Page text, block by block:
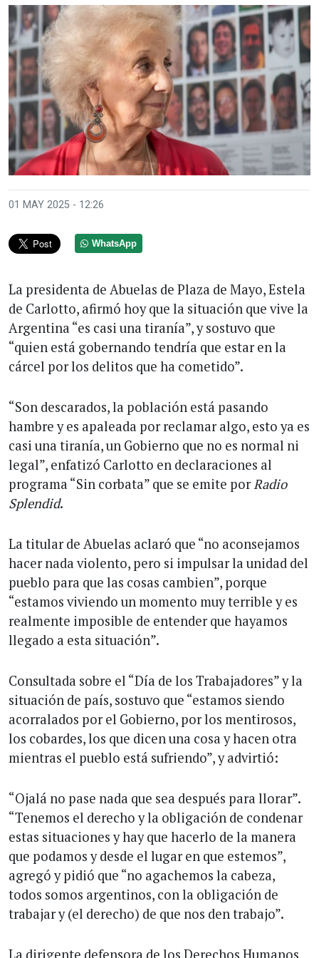
01 MAY 2025 - 12:26
WhatsApp
La presidenta de Abuelas de Plaza de Mayo, Estela
de Carlotto, afirmó hoy que la situación que vive la
Argentina “es casi una tiranía”, y sostuvo que
“quien está gobernando tendría que estar en la
cárcel por los delitos que ha cometido”.
“Son descarados, la población está pasando
hambre y es apaleada por reclamar algo, esto ya es
casi una tiranía, un Gobierno que no es normal ni
legal”, enfatizó Carlotto en declaraciones al
programa “Sin corbata” que se emite porRadio
Splendid.
La titular de Abuelas aclaró que “no aconsejamos
hacer nada violento, pero si impulsar la unidad del
pueblo para que las cosas cambien”, porque
“estamos viviendo un momento muy terrible y es
realmente imposible de entender que hayamos
llegado a esta situación”.
Consultada sobre el “Día de los Trabajadores” y la
situación de país, sostuvo que “estamos siendo
acorralados por el Gobierno, por los mentirosos,
los cobardes, los que dicen una cosa y hacen otra
mientras el pueblo está sufriendo”, y advirtió:
“Ojalá no pase nada que sea después para llorar”.
“Tenemos el derecho y la obligación de condenar
estas situaciones y hay que hacerlo de la manera
que podamos y desde el lugar en que estemos”,
agregó y pidió que “no agachemos la cabeza,
todos somos argentinos, con la obligación de
trabajar y (el derecho) de que nos den trabajo”.
La dirigente defensora de los Derechos Humanos